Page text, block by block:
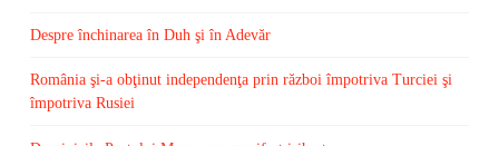
Despre închinarea în Duh şi în Adevăr
România şi-a obţinut independenţa prin război împotriva Turciei şi
împotriva Rusiei